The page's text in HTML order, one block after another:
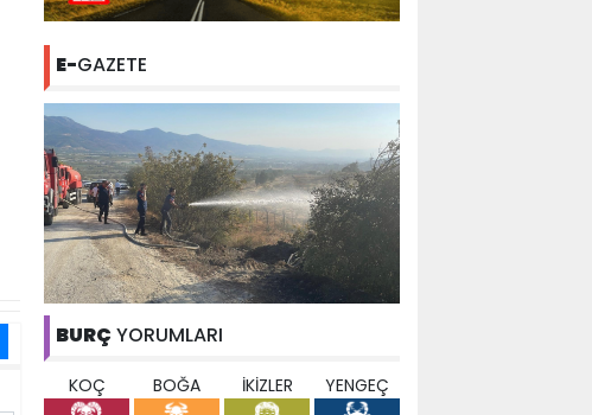
E-GAZETE
BURÇ YORUMLARI
KOÇ BOĞA İKİZLER YENGEÇ